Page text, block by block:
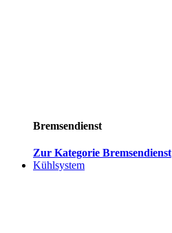
Bremsendienst
Zur Kategorie Bremsendienst
Kühlsystem